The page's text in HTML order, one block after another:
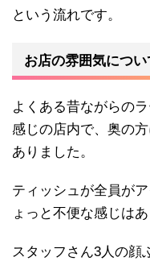
という流れです。
お店の雰囲気につい
よくある昔ながらの
感じの店内で、奥の
ありました。
ティッシュが全員が
ょっと不便な感じはあ
スタッフさん3人の顔